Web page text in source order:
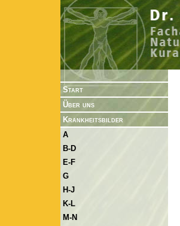
Start
Über uns
Krankheitsbilder
A
B-D
E-F
G
H-J
K-L
M-N